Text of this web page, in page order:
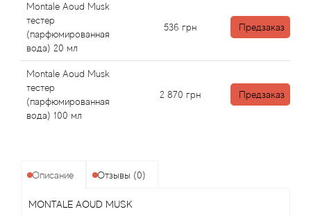
Montale Aoud Musk
тестер
(парфюмированная
вода) 20 мл
536 грн Предзаказ
Montale Aoud Musk
тестер
(парфюмированная
вода) 100 мл
2 870 грн Предзаказ
Описание Отзывы (0)
MONTALE AOUD MUSK
Angel Schlesser
Anima Mundi
Anna Sui
Annayake